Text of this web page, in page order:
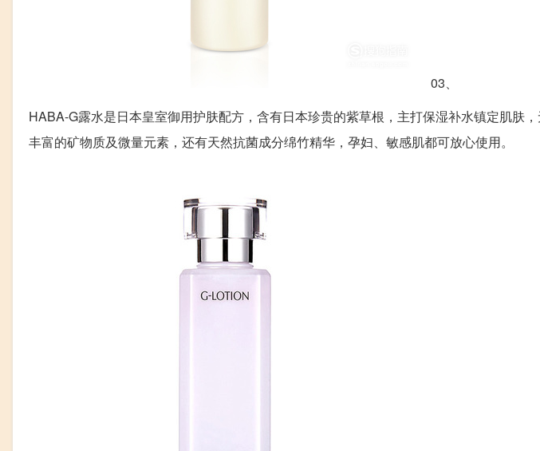
03、
HABA-G露水是日本皇室御用护肤配方，含有日本珍贵的紫草根，主打保湿补水镇定肌肤
丰富的矿物质及微量元素，还有天然抗菌成分绵竹精华，孕妇、敏感肌都可放心使用。